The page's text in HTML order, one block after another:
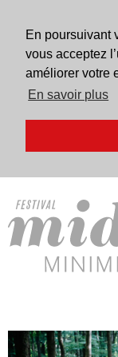
En poursuivant
vous acceptez
améliorer votre
En savoir plus